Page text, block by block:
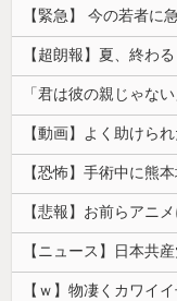
【超朗報】夏、終わる
【恐怖】手術中に熊
【ニュース】日本共
【ｗ】物凄くカワイ